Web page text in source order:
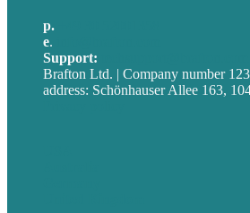
p.
e.
Support:
Brafton Ltd. | Company number
address: Schönhauser Allee 163,